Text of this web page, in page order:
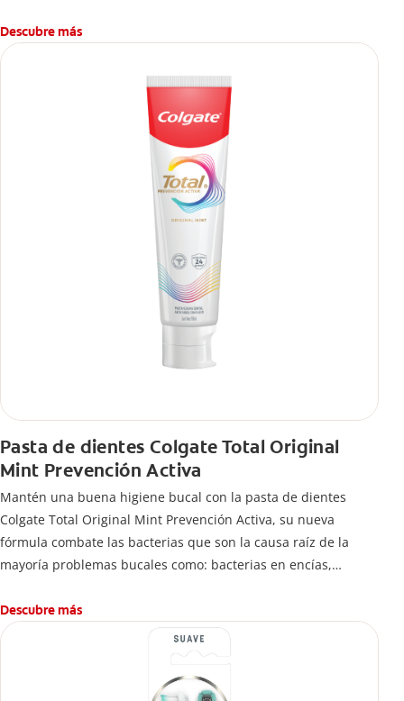
Descubre más
Pasta de dientes Colgate Total Original
Mint Prevención Activa
Mantén una buena higiene bucal con la pasta de dientes
Colgate Total Original Mint Prevención Activa, su nueva
fórmula combate las bacterias que son la causa raíz de la
mayoría problemas bucales como: bacterias en encías,
caries.
Descubre más